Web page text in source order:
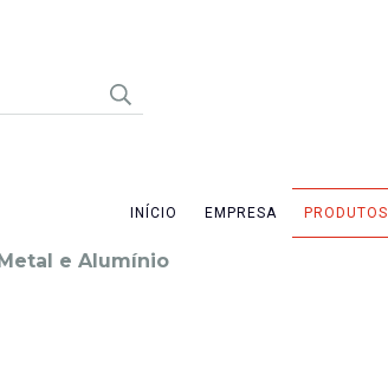
INÍCIO EMPRESA PRODUTOS
e Alumínio